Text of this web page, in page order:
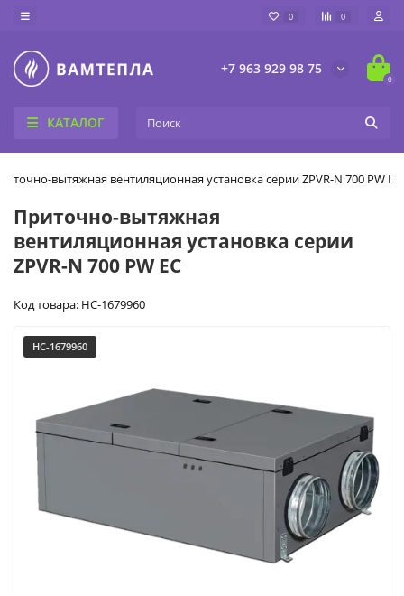
0 0
+7 963 929 98 75
0
КАТАЛОГ
вытяжная вентиляционная установка серии ZPVR-N 700 PW EC
Приточно-вытяжная
вентиляционная установка серии
ZPVR-N 700 PW EC
Код товара: НС-1679960
НС-1679960